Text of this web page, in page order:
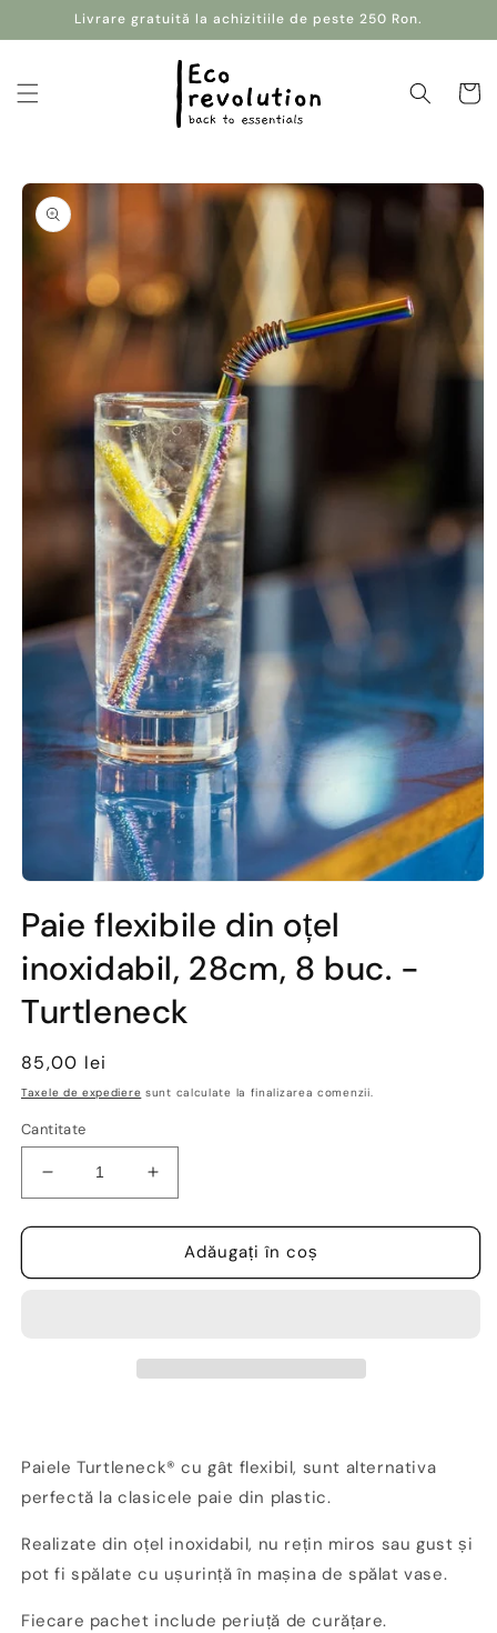
Salt la
conținut
Livrare gratuită la achizitiile de peste 250 Ron.
Coș
informațiile
despre
produs
media
1
într-
modală
Paie flexibile din oțel
inoxidabil, 28cm, 8 buc. -
Turtleneck
Preț
obișnuit
85,00 lei
Taxele de expediere sunt calculate la finalizarea comenzii.
Cantitate
Reduceți
cantitatea
pentru
flexibile
Turtleneck
Creșteți
cantitatea
pentru
Paie
flexibile
Turtleneck
Adăugați în coș
Paiele Turtleneck® cu gât flexibil, sunt alternativa
perfectă la clasicele paie din plastic.
Realizate din oțel inoxidabil, nu rețin miros sau gust și
pot fi spălate cu ușurință în mașina de spălat vase.
Fiecare pachet include periuță de curățare.